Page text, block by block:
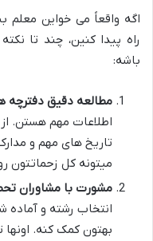
اگه واقعاً می خواین معلم
راه پیدا کنین، چند تا
باشه:
مطالعه دقیق دفترچه
اطلاعات مهم هستن.
تاریخ های مهم و
میتونه کل زحماتتون
مشورت با مشاوران
انتخاب رشته و
بهتون کمک کنه. اونها